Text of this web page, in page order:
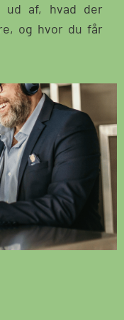
af, hvad der
og hvor du får